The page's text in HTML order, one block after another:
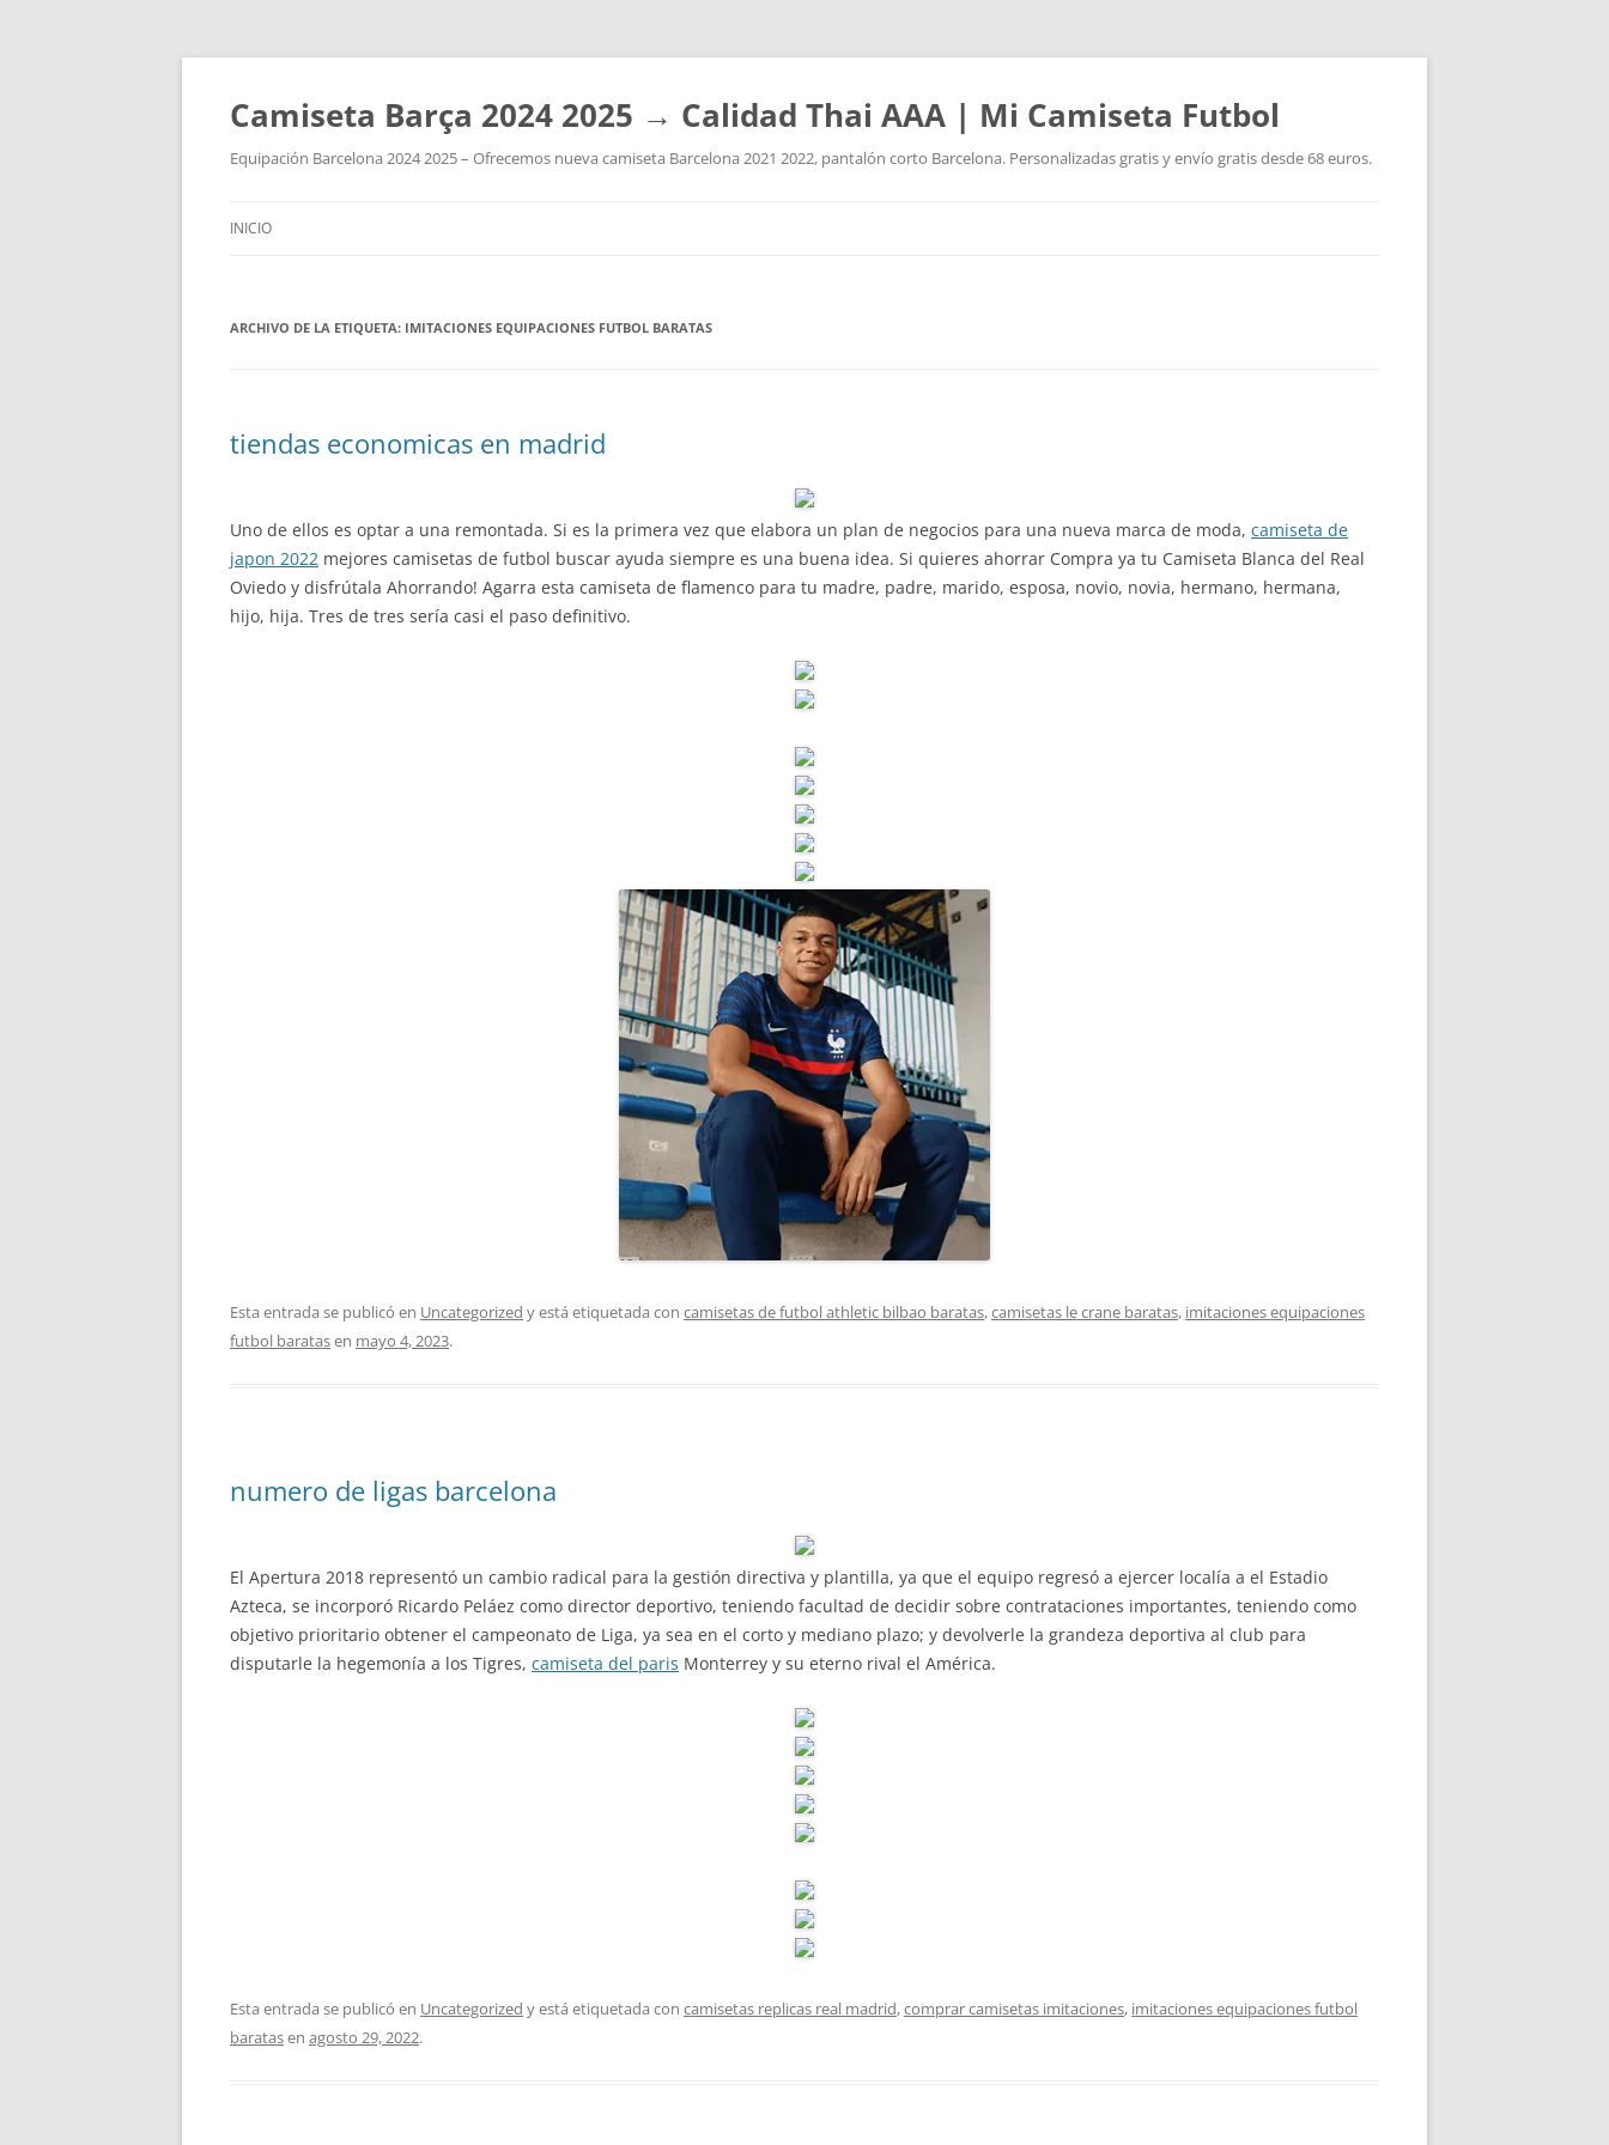
Camiseta Barça 2024 2025 → Calidad Thai AAA | Mi Camiseta Futbol
Equipación Barcelona 2024 2025 – Ofrecemos nueva camiseta Barcelona 2021 2022, pantalón corto Barcelona. Personalizadas gratis y envío gratis desde 68 euros.
INICIO
ARCHIVO DE LA ETIQUETA: IMITACIONES EQUIPACIONES FUTBOL BARATAS
tiendas economicas en madrid
Uno de ellos es optar a una remontada. Si es la primera vez que elabora un plan de negocios para una nueva marca de moda, camiseta de
japon 2022 mejores camisetas de futbol buscar ayuda siempre es una buena idea. Si quieres ahorrar Compra ya tu Camiseta Blanca del Real
Oviedo y disfrútala Ahorrando! Agarra esta camiseta de flamenco para tu madre, padre, marido, esposa, novio, novia, hermano, hermana,
hijo, hija. Tres de tres sería casi el paso definitivo.
Esta entrada se publicó en Uncategorized y está etiquetada con camisetas de futbol athletic bilbao baratas,camisetas le crane baratas, imitaciones equipaciones
futbol baratasen mayo 4, 2023.
numero de ligas barcelona
El Apertura 2018 representó un cambio radical para la gestión directiva y plantilla, ya que el equipo regresó a ejercer localía a el Estadio
Azteca, se incorporó Ricardo Peláez como director deportivo, teniendo facultad de decidir sobre contrataciones importantes, teniendo como
objetivo prioritario obtener el campeonato de Liga, ya sea en el corto y mediano plazo; y devolverle la grandeza deportiva al club para
disputarle la hegemonía a los Tigres, camiseta del paris Monterrey y su eterno rival el América.
Esta entrada se publicó en Uncategorized y está etiquetada con camisetas replicas real madrid,comprar camisetas imitaciones, imitaciones equipaciones futbol
baratasen agosto 29, 2022.